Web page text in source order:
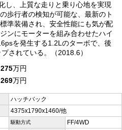
し、上質な走りと乗り心地を実現
歩行者の検知が可能な、最新のト
準装備され、安全性能にも気が配
ンにモーターを組み合わせたハイ
を発生する1.2Lのターボで、後
されている。（2018.6）
275万円
269万円
ハッチバック
4375x1790x1460/他
駆動方式 FF/4WD